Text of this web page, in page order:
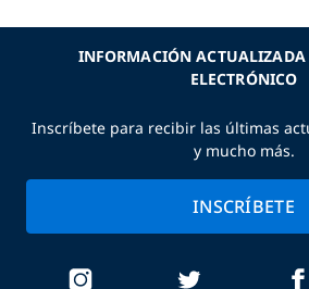
INFORMACIÓN ACTUALIZADA
ELECTRÓNICO
Inscríbete para recibir las últimas
y mucho más.
INSCRÍBETE